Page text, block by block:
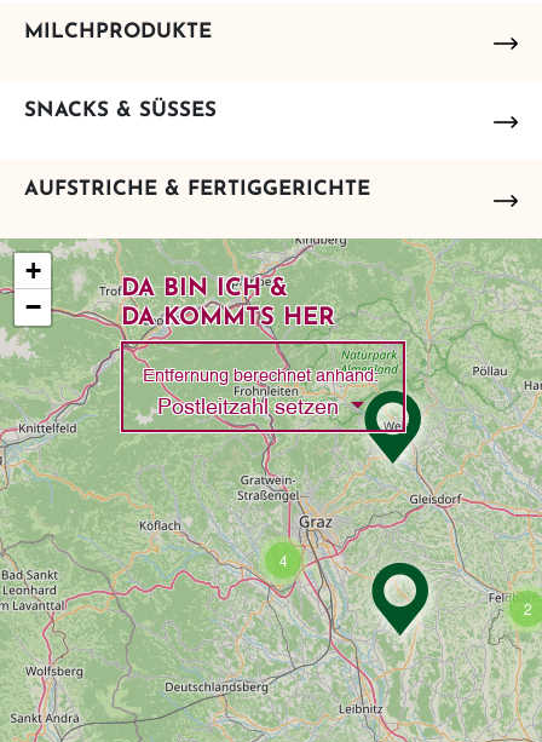
MILCHPRODUKTE
SNACKS & SÜSSES
AUFSTRICHE & FERTIGGERICHTE
2
4
+
−
DA BIN ICH &
DA KOMMTS HER
Entfernung berechnet anhand:
Postleitzahl setzenToggle Dropdown